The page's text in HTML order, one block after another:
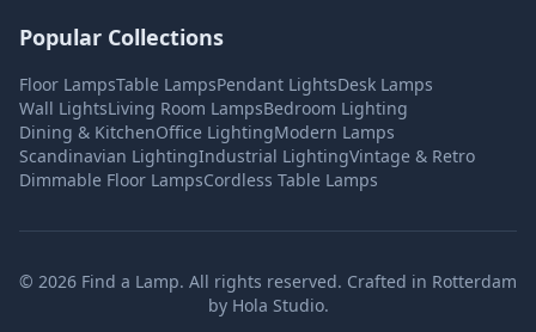
Popular Collections
Floor LampsTable LampsPendant LightsDesk Lamps
Wall LightsLiving Room LampsBedroom Lighting
Dining & KitchenOffice LightingModern Lamps
Scandinavian LightingIndustrial LightingVintage & Retro
Dimmable Floor LampsCordless Table Lamps
© 2026 Find a Lamp. All rights reserved. Crafted in Rotterdam
by Hola Studio.